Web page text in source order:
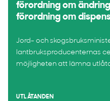
förordning om
förordning om
Jord- och
lantbruksproducenternas
möjligheten att lämna
UTLÅTANDEN